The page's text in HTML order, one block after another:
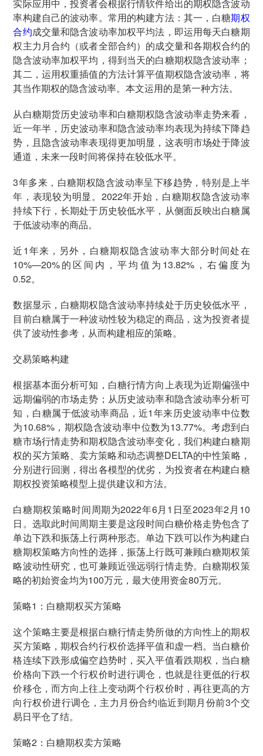
实际应用中，投资者会根据行情软件给出的期权隐含波动
率构建自己的波动率。常用的构建方法：其一，白糖期权
合约成交量和隐含波动率加权平均法，即运用每天白糖期
权主力月合约（或者全部合约）的成交量和各期权合约的
隐含波动率加权平均，得到当天的白糖期权隐含波动率；
其二，运用权重插值的方法计算平值期权隐含波动率，将
其当作期权的隐含波动率。本文运用的是第一种方法。
从白糖期货历史波动率和白糖期权隐含波动率走势来看，
近一年半，历史波动率和隐含波动率均表现为持续下降趋
势，且隐含波动率表现得更加明显，这表明市场处于降波
通道，未来一段时间将保持在较低水平。
3年多来，白糖期权隐含波动率呈下移趋势，特别是上半
年，表现较为明显。2022年开始，白糖期权隐含波动率
持续下行，长期处于历史较低水平，从侧面反映出白糖属
于低波动率的商品。
近1年来，另外，白糖期权隐含波动率大部分时间处在
10%—20%的区间内，平均值为13.82%，右偏度为
0.52。
数据显示，白糖期权隐含波动率持续处于历史较低水平，
目前白糖属于一种波动性较为稳定的商品，这为投资者提
供了波动性参考，从而构建相应的策略。
交易策略构建
根据基本面分析可知，白糖行情方向上表现为近期偏强中
远期偏弱的市场走势；从历史波动率和隐含波动率分析可
知，白糖属于低波动率商品，近1年来历史波动率中位数
为10.68%，期权隐含波动率中位数为13.77%。考虑到白
糖市场行情走势和期权隐含波动率变化，我们构建白糖期
权的买方策略、卖方策略和动态调整DELTA的中性策略，
分别进行回测，得出各模型的优劣，为投资者在构建白糖
期权投资策略模型上提供建议和方法。
白糖期权策略时间周期为2022年6月1日至2023年2月10
日。选取此时间周期主要是这段时间白糖价格走势包含了
单边下跌和振荡上行两种形态。单边下跌可以作为构建白
糖期权策略方向性的选择，振荡上行既可兼顾白糖期权策
略波动性研究，也可兼顾近强远弱行情走势。白糖期权策
略的初始资金均为100万元，最大使用资金80万元。
策略1：白糖期权买方策略
这个策略主要是根据白糖行情走势所做的方向性上的期权
买方策略，期权合约行权价选择平值和虚一档。当白糖价
格连续下跌形成偏空趋势时，买入平值看跌期权，当白糖
价格向下跌一个行权价时进行调仓，也就是往更低的行权
价移仓，而方向上往上变动两个行权价时，再往更高的方
向行权价进行调仓，主力月份合约临近到期月份前3个交
易日平仓了结。
策略2：白糖期权卖方策略